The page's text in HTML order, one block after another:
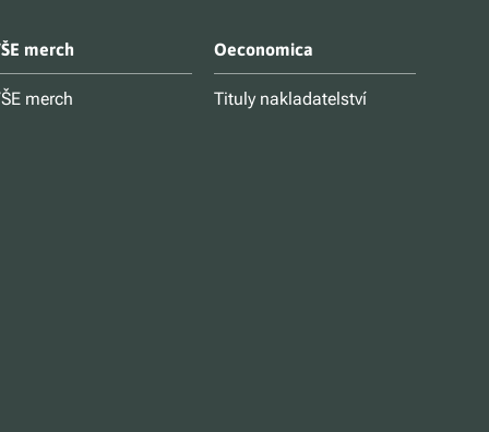
merch
merch
Oeconomica
Tituly nakladatelství